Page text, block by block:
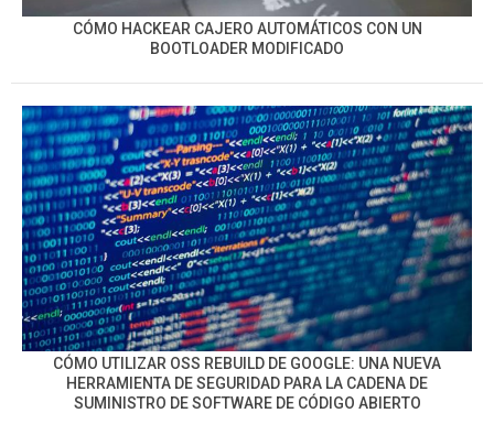
CÓMO HACKEAR CAJERO AUTOMÁTICOS CON UN
BOOTLOADER MODIFICADO
CÓMO UTILIZAR OSS REBUILD DE GOOGLE: UNA NUEVA
HERRAMIENTA DE SEGURIDAD PARA LA CADENA DE
SUMINISTRO DE SOFTWARE DE CÓDIGO ABIERTO